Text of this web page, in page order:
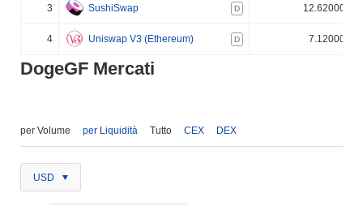
3 SushiSwap D 12.620000%
4 Uniswap V3 (Ethereum) D 7.120000%
DogeGF Mercati
per Volume per Liquidità Tutto CEX DEX
USD